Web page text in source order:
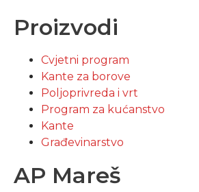
Proizvodi
Cvjetni program
Kante za borove
Poljoprivreda i vrt
Program za kućanstvo
Kante
Građevinarstvo
AP Mareš